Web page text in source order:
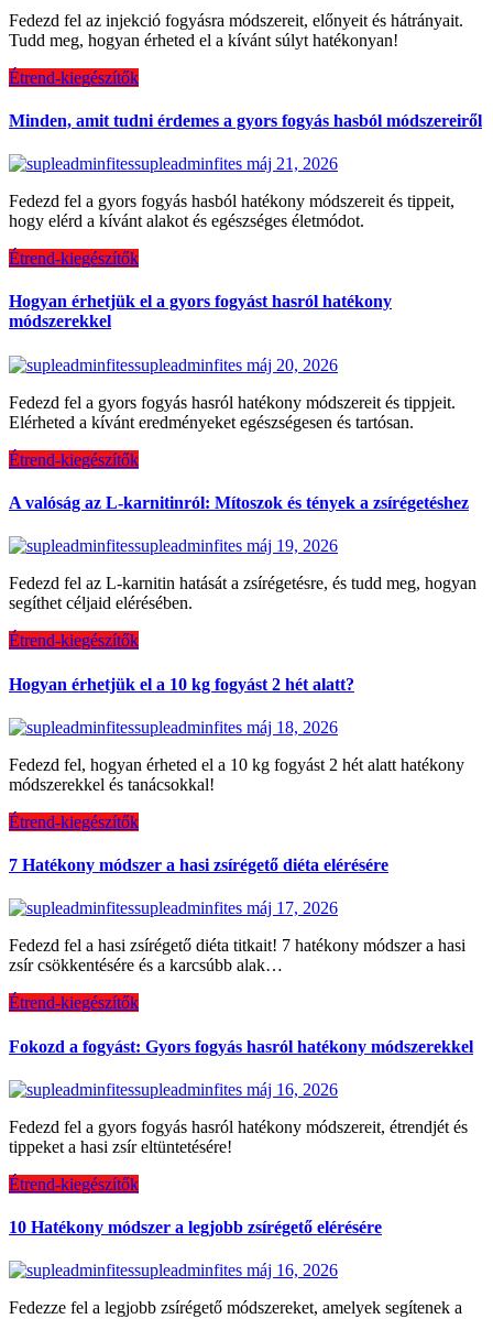
Fedezd fel az injekció fogyásra módszereit, előnyeit és hátrányait.
Tudd meg, hogyan érheted el a kívánt súlyt hatékonyan!
Étrend-kiegészítők
Minden, amit tudni érdemes a gyors fogyás hasból módszereiről
supleadminfites máj 21, 2026
Fedezd fel a gyors fogyás hasból hatékony módszereit és tippeit,
hogy elérd a kívánt alakot és egészséges életmódot.
Étrend-kiegészítők
Hogyan érhetjük el a gyors fogyást hasról hatékony
módszerekkel
supleadminfites máj 20, 2026
Fedezd fel a gyors fogyás hasról hatékony módszereit és tippjeit.
Elérheted a kívánt eredményeket egészségesen és tartósan.
Étrend-kiegészítők
A valóság az L-karnitinról: Mítoszok és tények a zsírégetéshez
supleadminfites máj 19, 2026
Fedezd fel az L-karnitin hatását a zsírégetésre, és tudd meg, hogyan
segíthet céljaid elérésében.
Étrend-kiegészítők
Hogyan érhetjük el a 10 kg fogyást 2 hét alatt?
supleadminfites máj 18, 2026
Fedezd fel, hogyan érheted el a 10 kg fogyást 2 hét alatt hatékony
módszerekkel és tanácsokkal!
Étrend-kiegészítők
7 Hatékony módszer a hasi zsírégető diéta elérésére
supleadminfites máj 17, 2026
Fedezd fel a hasi zsírégető diéta titkait! 7 hatékony módszer a hasi
zsír csökkentésére és a karcsúbb alak…
Étrend-kiegészítők
Fokozd a fogyást: Gyors fogyás hasról hatékony módszerekkel
supleadminfites máj 16, 2026
Fedezd fel a gyors fogyás hasról hatékony módszereit, étrendjét és
tippeket a hasi zsír eltüntetésére!
Étrend-kiegészítők
10 Hatékony módszer a legjobb zsírégető elérésére
supleadminfites máj 16, 2026
Fedezze fel a legjobb zsírégető módszereket, amelyek segítenek a